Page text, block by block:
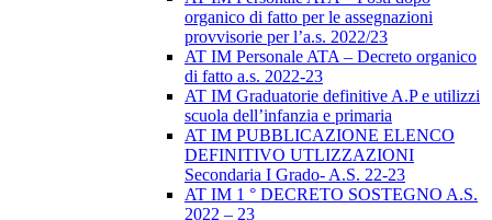
organico di fatto per le assegnazioni
provvisorie per l’a.s. 2022/23
AT IM Personale ATA – Decreto organico
di fatto a.s. 2022-23
AT IM Graduatorie definitive A.P e utilizzi
scuola dell’infanzia e primaria
AT IM PUBBLICAZIONE ELENCO
DEFINITIVO UTLIZZAZIONI
Secondaria I Grado- A.S. 22-23
AT IM 1 ° DECRETO SOSTEGNO A.S.
2022 – 23